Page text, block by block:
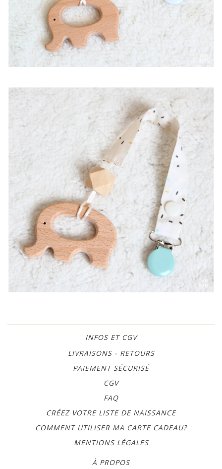
INFOS ET CGV
LIVRAISONS - RETOURS
PAIEMENT SÉCURISÉ
CGV
FAQ
CRÉEZ VOTRE LISTE DE NAISSANCE
COMMENT UTILISER MA CARTE CADEAU?
MENTIONS LÉGALES
À PROPOS